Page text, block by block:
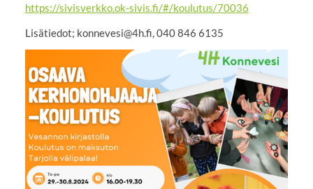
https://sivisverkko.ok-sivis.fi/#/koulutus/70036
Lisätiedot; konnevesi@4h.fi, 040 846 6135